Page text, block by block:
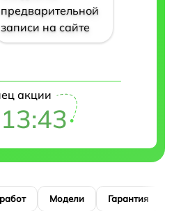
предварительной
записи на сайте
акции
Модели Гарантия